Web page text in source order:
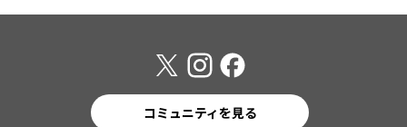
コミュニティを見る